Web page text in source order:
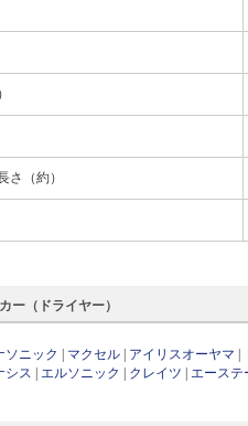
さ（約）
ー（ドライヤー）
ソニック マクセル アイリスオーヤマ
シス エルソニック クレイツ エーステ